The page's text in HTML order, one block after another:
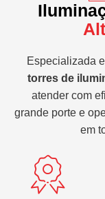
Especializada
torres de
atender com
grande porte e
em